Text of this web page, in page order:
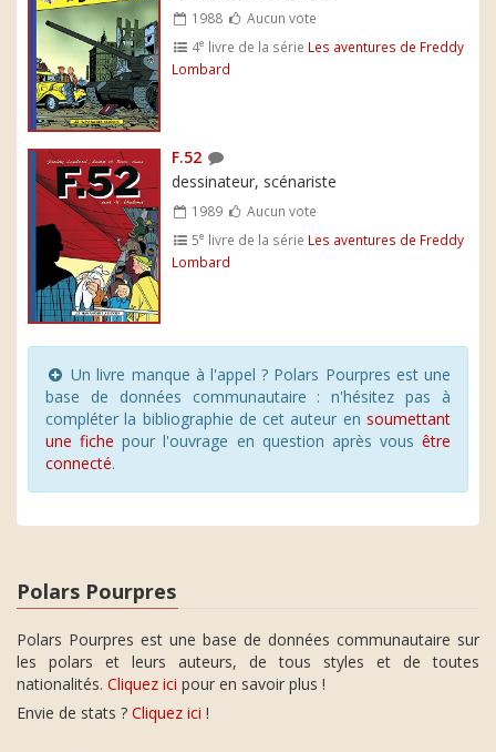
1988
Aucun vote
4e livre de la série Les aventures de Freddy
Lombard
F.52
dessinateur, scénariste
1989
Aucun vote
5e livre de la série Les aventures de Freddy
Lombard
Un livre manque à l'appel ? Polars Pourpres est une
base de données communautaire : n'hésitez pas à
compléter la bibliographie de cet auteur en soumettant
une fiche pour l'ouvrage en question après vous être
connecté.
Polars Pourpres
Polars Pourpres est une base de données communautaire sur
les polars et leurs auteurs, de tous styles et de toutes
nationalités. Cliquez ici pour en savoir plus !
Envie de stats ? Cliquez ici !